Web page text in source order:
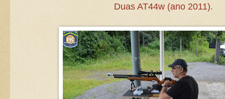
Duas AT44w (ano 2011).